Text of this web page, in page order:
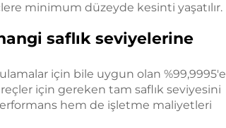
minimum düzeyde kesinti yaşatılır.
saflık seviyelerine
için bile uygun olan %99,9995'e
için gereken tam saflık seviyesini
hem de işletme maliyetleri